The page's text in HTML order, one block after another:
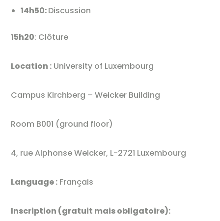
14h50:Discussion
15h20: Clôture
Location : University of Luxembourg
Campus Kirchberg – Weicker Building
Room B001 (ground floor)
4, rue Alphonse Weicker, L-2721 Luxembourg
Language : Français
Inscription (gratuit mais obligatoire):